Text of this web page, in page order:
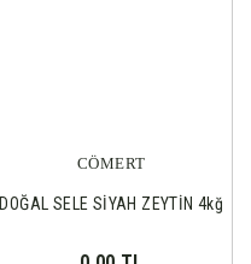
CÖMERT
DOĞAL SELE SİYAH ZEYTİN 4kğ